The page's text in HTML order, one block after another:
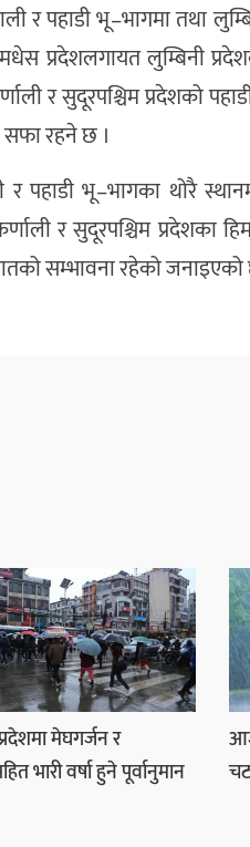
र पहाडी भू–भागमा तथा
प्रदेशलगायत लुम्बिनी
र सुदूरपश्चिम प्रदेशको
सफा रहने छ ।
र पहाडी भू–भागका थोरै
र सुदूरपश्चिम प्रदेशका
सम्भावना रहेको जनाइएको
मेघगर्जन र
भारी वर्षा हुने पूर्वानुमान